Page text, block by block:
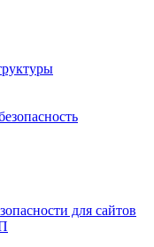
для сайтов